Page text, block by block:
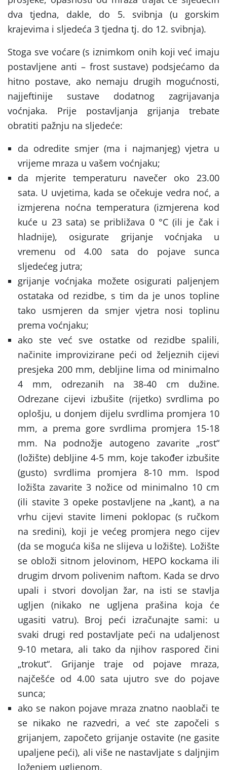
dva tjedna, dakle, do 5. svibnja (u gorskim
krajevima i sljedeća 3 tjedna tj. do 12. svibnja).
Stoga sve voćare (s iznimkom onih koji već imaju
postavljene anti – frost sustave) podsjećamo da
hitno postave, ako nemaju drugih mogućnosti,
najjeftinije sustave dodatnog zagrijavanja
voćnjaka. Prije postavljanja grijanja trebate
obratiti pažnju na sljedeće:
da odredite smjer (ma i najmanjeg) vjetra u
vrijeme mraza u vašem voćnjaku;
da mjerite temperaturu navečer oko 23.00
sata. U uvjetima, kada se očekuje vedra noć, a
izmjerena noćna temperatura (izmjerena kod
kuće u 23 sata) se približava 0 °C (ili je čak i
hladnije), osigurate grijanje voćnjaka u
vremenu od 4.00 sata do pojave sunca
sljedećeg jutra;
grijanje voćnjaka možete osigurati paljenjem
ostataka od rezidbe, s tim da je unos topline
tako usmjeren da smjer vjetra nosi toplinu
prema voćnjaku;
ako ste već sve ostatke od rezidbe spalili,
načinite improvizirane peći od željeznih cijevi
presjeka 200 mm, debljine lima od minimalno
4 mm, odrezanih na 38-40 cm dužine.
Odrezane cijevi izbušite (rijetko) svrdlima po
oplošju, u donjem dijelu svrdlima promjera 10
mm, a prema gore svrdlima promjera 15-18
mm. Na podnožje autogeno zavarite „rost“
(ložište) debljine 4-5 mm, koje također izbušite
(gusto) svrdlima promjera 8-10 mm. Ispod
ložišta zavarite 3 nožice od minimalno 10 cm
(ili stavite 3 opeke postavljene na „kant), a na
vrhu cijevi stavite limeni poklopac (s ručkom
na sredini), koji je većeg promjera nego cijev
(da se moguća kiša ne slijeva u ložište). Ložište
se obloži sitnom jelovinom, HEPO kockama ili
drugim drvom polivenim naftom. Kada se drvo
upali i stvori dovoljan žar, na isti se stavlja
ugljen (nikako ne ugljena prašina koja će
ugasiti vatru). Broj peći izračunajte sami: u
svaki drugi red postavljate peći na udaljenost
9-10 metara, ali tako da njihov raspored čini
„trokut“. Grijanje traje od pojave mraza,
najčešće od 4.00 sata ujutro sve do pojave
sunca;
ako se nakon pojave mraza znatno naoblači te
se nikako ne razvedri, a već ste započeli s
grijanjem, započeto grijanje ostavite (ne gasite
upaljene peći), ali više ne nastavljate s daljnjim
loženjem ugljenom.